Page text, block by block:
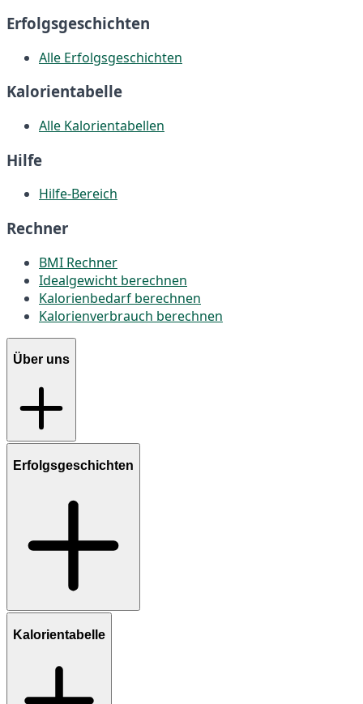
Erfolgsgeschichten
Alle Erfolgsgeschichten
Kalorientabelle
Alle Kalorientabellen
Hilfe
Hilfe-Bereich
Rechner
BMI Rechner
Idealgewicht berechnen
Kalorienbedarf berechnen
Kalorienverbrauch berechnen
Über uns
Erfolgsgeschichten
Kalorientabelle